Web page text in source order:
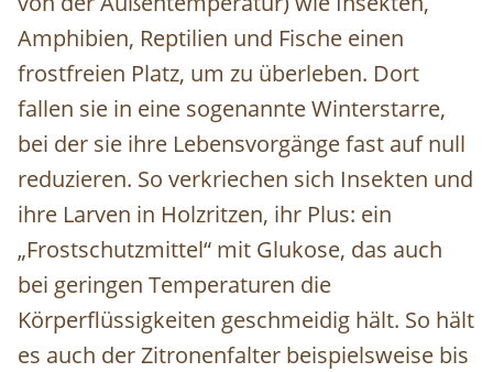
Amphibien, Reptilien und Fische einen
frostfreien Platz, um zu überleben. Dort
fallen sie in eine sogenannte Winterstarre,
bei der sie ihre Lebensvorgänge fast auf null
reduzieren. So verkriechen sich Insekten und
ihre Larven in Holzritzen, ihr Plus: ein
„Frostschutzmittel“ mit Glukose, das auch
bei geringen Temperaturen die
Körperflüssigkeiten geschmeidig hält. So hält
es auch der Zitronenfalter beispielsweise bis